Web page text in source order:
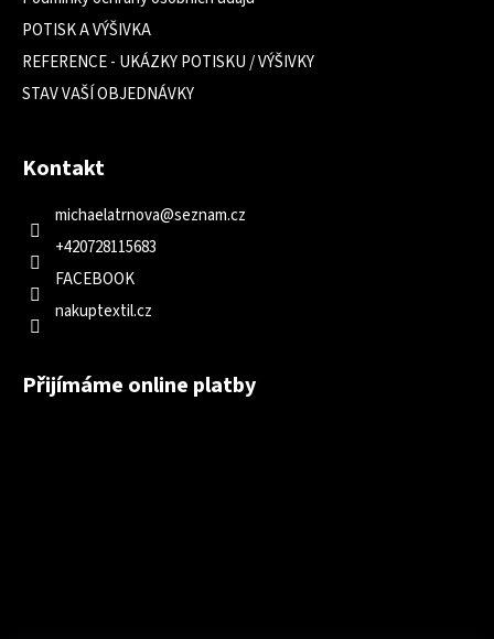
POTISK A VÝŠIVKA
REFERENCE - UKÁZKY POTISKU / VÝŠIVKY
STAV VAŠÍ OBJEDNÁVKY
Kontakt
michaelatrnova@seznam.cz
+420728115683
FACEBOOK
nakuptextil.cz
Přijímáme online platby